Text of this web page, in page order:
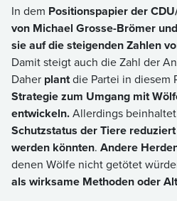
In dem Positionspapier der
von Michael Grosse-Brömer
sie auf die steigenden Zahlen
Damit steigt auch die Zahl der
Daher plantdie Partei in diesem
Strategie zum Umgang mit
entwickeln.Allerdings
Schutzstatus der Tiere
werden könnten. Andere
denen Wölfe nicht getötet
als wirksame Methoden oder